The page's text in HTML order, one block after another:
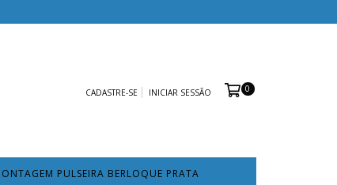
CADASTRE-SE INICIAR SESSÃO 0
PULSEIRA BERLOQUE PRATA